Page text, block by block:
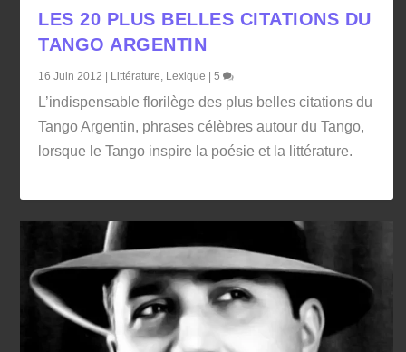
LES 20 PLUS BELLES CITATIONS DU
TANGO ARGENTIN
16 Juin 2012 Littérature, Lexique |5
L’indispensable florilège des plus belles citations du
Tango Argentin, phrases célèbres autour du Tango,
lorsque le Tango inspire la poésie et la littérature.